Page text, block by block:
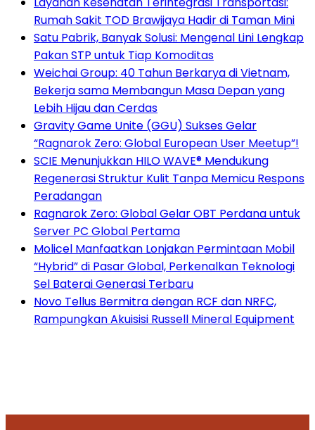
Rumah Sakit TOD Brawijaya Hadir di Taman Mini
Satu Pabrik, Banyak Solusi: Mengenal Lini Lengkap
Pakan STP untuk Tiap Komoditas
Weichai Group: 40 Tahun Berkarya di Vietnam,
Bekerja sama Membangun Masa Depan yang
Lebih Hijau dan Cerdas
Gravity Game Unite (GGU) Sukses Gelar
“Ragnarok Zero: Global European User Meetup”!
SCIE Menunjukkan HILO WAVE® Mendukung
Regenerasi Struktur Kulit Tanpa Memicu Respons
Peradangan
Ragnarok Zero: Global Gelar OBT Perdana untuk
Server PC Global Pertama
Molicel Manfaatkan Lonjakan Permintaan Mobil
“Hybrid” di Pasar Global, Perkenalkan Teknologi
Sel Baterai Generasi Terbaru
Novo Tellus Bermitra dengan RCF dan NRFC,
Rampungkan Akuisisi Russell Mineral Equipment